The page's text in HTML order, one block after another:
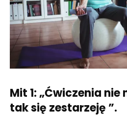
Mit 1: „Ćwiczenia nie
tak się zestarzeję ”.